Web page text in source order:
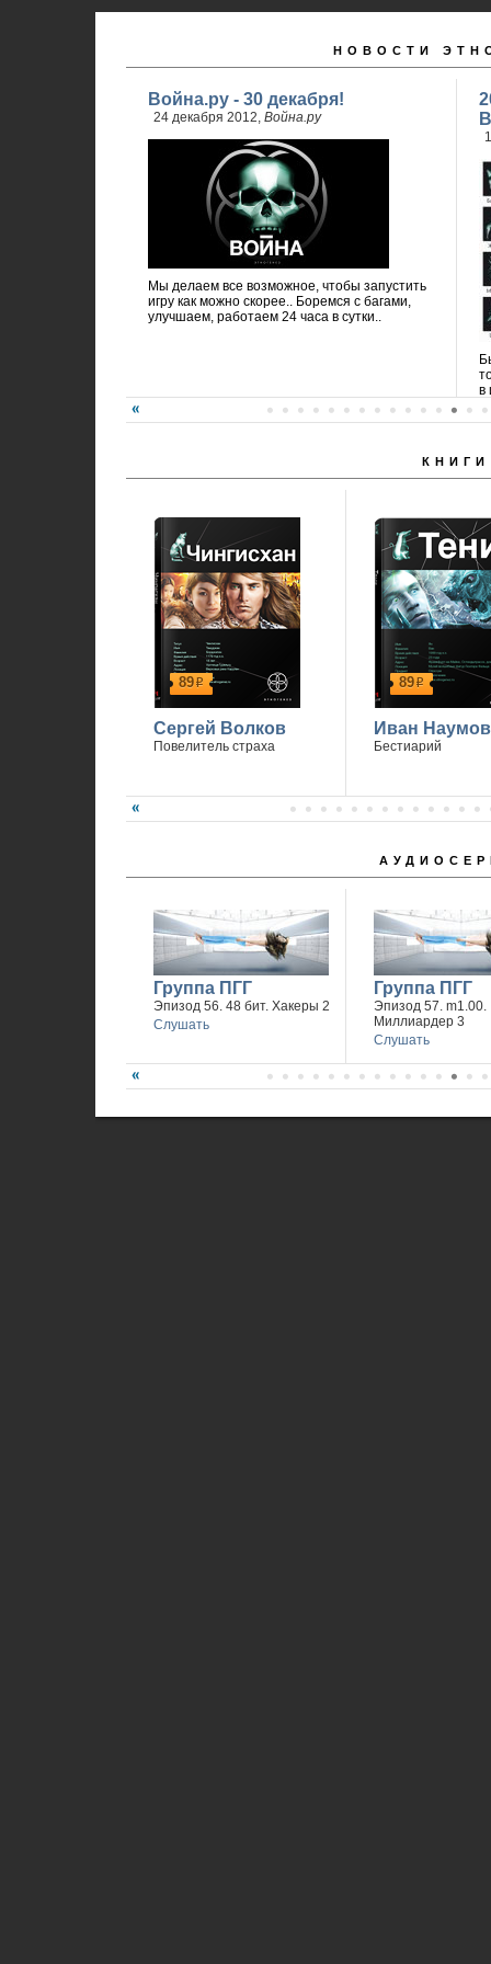
НОВОСТИ
Война.ру - 30 декабря!
24 декабря 2012, Война.ру
Мы делаем все возможное, чтобы запустить
игру как можно скорее.. Боремся с багами,
улучшаем, работаем 24 часа в сутки..
в
КНИГИ
89р
Сергей Волков
Повелитель страха
89р
Иван Наумов
Бестиарий
Группа ПГГ
Эпизод 56. 48 бит. Хакеры 2
Слушать
Группа ПГГ
Эпизод 57. m1.00.
Миллиардер 3
Слушать